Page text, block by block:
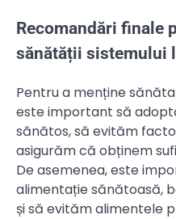
Recomandări finale
sănătății sistemului
Pentru a menține
este important să
sănătos, să evităm
asigurăm că obținem
De asemenea, este
alimentație sănătoasă,
și să evităm alimentele